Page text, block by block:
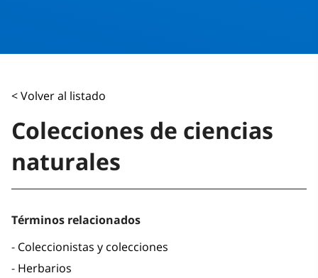
< Volver al listado
Colecciones de ciencias
naturales
Términos relacionados
Coleccionistas y colecciones
Herbarios